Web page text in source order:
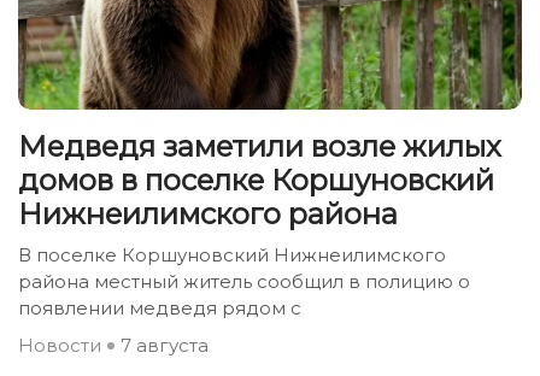
Медведя заметили возле жилых
домов в поселке Коршуновский
Нижнеилимского района
В поселке Коршуновский Нижнеилимского
района местный житель сообщил в полицию о
появлении медведя рядом с
Новости
7 августа